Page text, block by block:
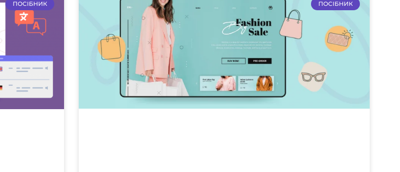
ПОСІБНИК ПОСІБНИК